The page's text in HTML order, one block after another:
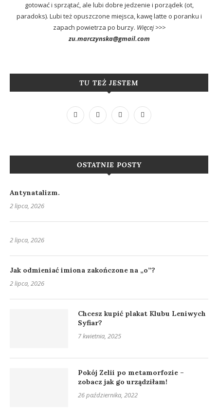
gotować i sprzątać, ale lubi dobre jedzenie i porządek (ot,
paradoks). Lubi też opuszczone miejsca, kawę latte o poranku i
zapach powietrza po burzy. Więcej >>>
zu.marczynska@gmail.com
TU TEŻ JESTEM
OSTATNIE POSTY
Antynatalizm.
2 lipca, 2026
2 lipca, 2026
Jak odmieniać imiona zakończone na „o”?
2 lipca, 2026
Chcesz kupić plakat Klubu Leniwych
Syfiar?
7 kwietnia, 2025
Pokój Zelii po metamorfozie –
zobacz jak go urządziłam!
26 października, 2022